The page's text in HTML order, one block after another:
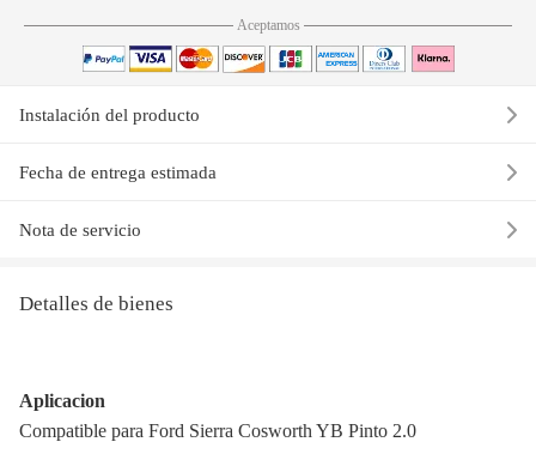
Aceptamos
Instalación del producto
Fecha de entrega estimada
Nota de servicio
Detalles de bienes
Aplicacion
Compatible para Ford Sierra Cosworth YB Pinto 2.0